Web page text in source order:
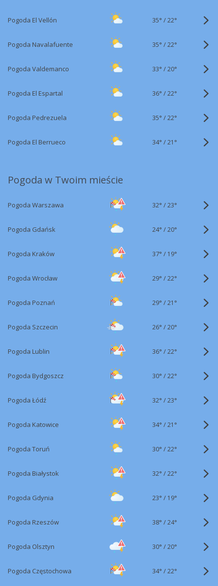
Pogoda El Vellón 35° /22°
Pogoda Navalafuente 35° /22°
Pogoda Valdemanco 33° /20°
Pogoda El Espartal 36° /22°
Pogoda Pedrezuela 35° /22°
Pogoda El Berrueco 34° /21°
Pogoda w Twoim mieście
Pogoda Warszawa 32° /23°
Pogoda Gdańsk 24° /20°
Pogoda Kraków 37° / 19°
Pogoda Wrocław 29° /22°
Pogoda Poznań 29° /21°
Pogoda Szczecin 26° /20°
Pogoda Lublin 36° /22°
Pogoda Bydgoszcz 30° /22°
Pogoda Łódź 32° /23°
Pogoda Katowice 34° /21°
Pogoda Toruń 30° /22°
Pogoda Białystok 32° /22°
Pogoda Gdynia 23° / 19°
Pogoda Rzeszów 38° /24°
Pogoda Olsztyn 30° /20°
Pogoda Częstochowa 34° /22°